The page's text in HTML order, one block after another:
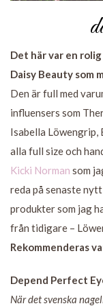
Det här var en
Daisy Beauty som
Den är full med
influensers som
Isabella Löwengrip,
alla full size och
Kicki Norman som
reda på senaste
produkter som jag
från tidigare –
Rekommenderas
Depend Perfect
När det svenska